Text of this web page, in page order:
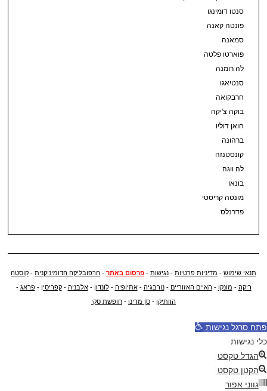
סנטו דומינגו
פונטה קאנה
סמאנה
פוארטו פלטה
לה רומנה
סנטיאגו
חרבקואה
בוקה צ'יקה
חואן דוליו
ברהונה
קונסטנזה
לה ווגה
בונאו
מונטה קריסטי
פדרנלס
תנאי שימוש - מדיניות פרטיות - נגישות - פרסום באתר - הרפובליקה הדומיניקנית - קוסטה
ריקה - מונקו -האיים האזוריים -נורבגיה -אתיופיה -לונדון -אלבניה -קפריסין -פראג -
הוותיקן - סן מרינו - חופשת סקי
פתח סרגל נגישות
כלי נגישות
הגדל טקסט
הקטן טקסט
גווני אפור